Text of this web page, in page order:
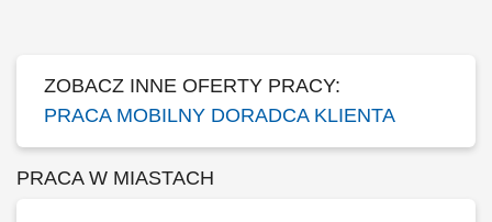
ZOBACZ INNE OFERTY PRACY:
PRACA MOBILNY DORADCA KLIENTA
PRACA W MIASTACH